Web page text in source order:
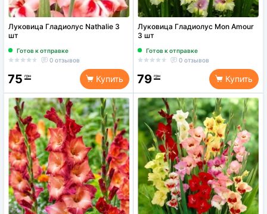
Луковица Гладиолус Nathalie 3
шт
Готов к отправке
0 отзывов
75 грн Купить
Луковица Гладиолус Mon Amour
3 шт
Готов к отправке
0 отзывов
79 грн Купить